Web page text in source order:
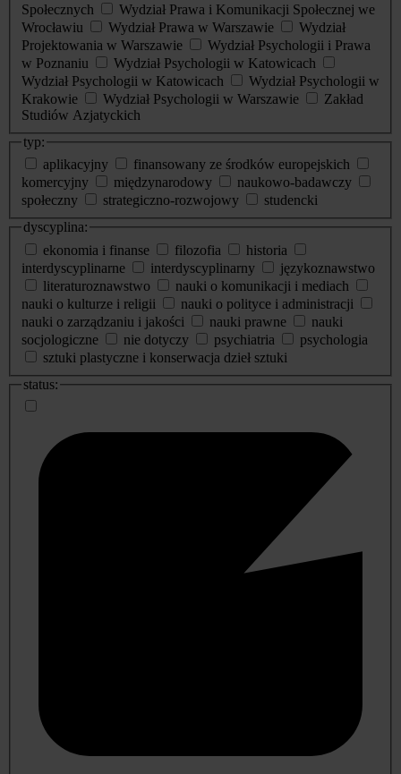
Społecznych
Wydział Prawa i Komunikacji Społecznej we
Wrocławiu
Wydział Prawa w Warszawie
Wydział
Projektowania w Warszawie
Wydział Psychologii i Prawa
w Poznaniu
Wydział Psychologii w Katowicach
Wydział Psychologii w Katowicach
Wydział Psychologii w
Krakowie
Wydział Psychologii w Warszawie
Zakład
Studiów Azjatyckich
typ:
aplikacyjny
finansowany ze środków europejskich
komercyjny
międzynarodowy
naukowo-badawczy
społeczny
strategiczno-rozwojowy
studencki
dyscyplina:
ekonomia i finanse
filozofia
historia
interdyscyplinarne
interdyscyplinarny
językoznawstwo
literaturoznawstwo
nauki o komunikacji i mediach
nauki o kulturze i religii
nauki o polityce i administracji
nauki o zarządzaniu i jakości
nauki prawne
nauki
socjologiczne
nie dotyczy psychiatria
psychologia
sztuki plastyczne i konserwacja dzieł sztuki
status: